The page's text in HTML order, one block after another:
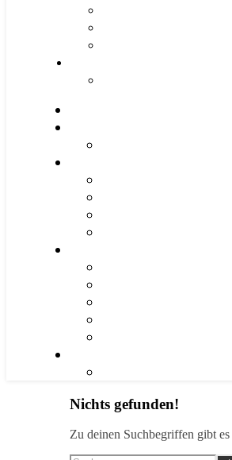
Nichts gefunden!
Zu deinen Suchbegriffen gibt